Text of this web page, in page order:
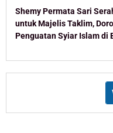
Shemy Permata Sari
untuk Majelis Taklim,
Penguatan Syiar Islam di